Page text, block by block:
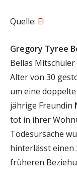
Quelle: E!
Gregory Tyree
Bellas
Alter von 30
um eine
jährige Freundin
tot in ihrer
Todesursache
hinterlässt einen
früheren